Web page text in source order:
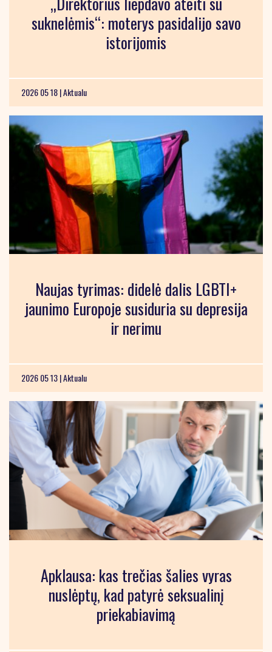
suknelėmis“: moterys pasidalijo savo
istorijomis
2026 05 18 |Aktualu
Naujas tyrimas: didelė dalis LGBTI+
jaunimo Europoje susiduria su depresija
ir nerimu
2026 05 13 |Aktualu
Apklausa: kas trečias šalies vyras
nuslėptų, kad patyrė seksualinį
priekabiavimą